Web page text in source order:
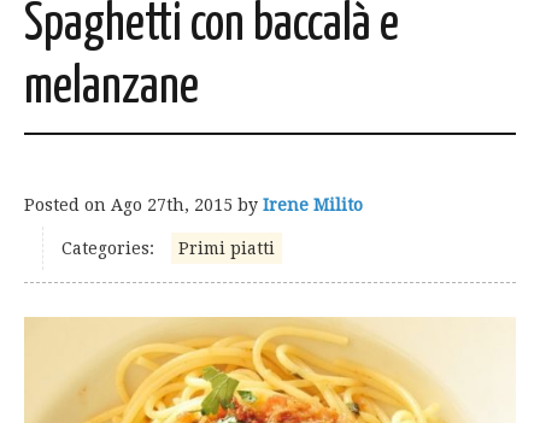
Spaghetti con baccalà e
melanzane
Posted on Ago 27th, 2015 by Irene Milito
Categories: Primi piatti